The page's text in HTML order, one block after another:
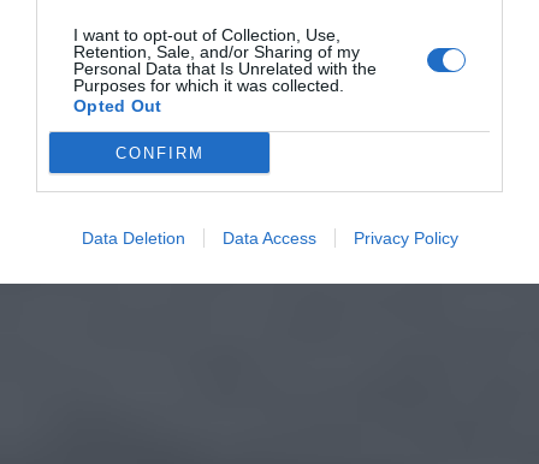
I want to opt-out of Collection, Use,
Retention, Sale, and/or Sharing of my
Personal Data that Is Unrelated with the
Purposes for which it was collected.
Opted Out
CONFIRM
Data Deletion Data Access Privacy Policy